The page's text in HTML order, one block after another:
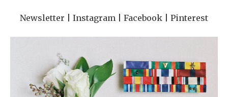
Newsletter | Instagram | Facebook | Pinterest